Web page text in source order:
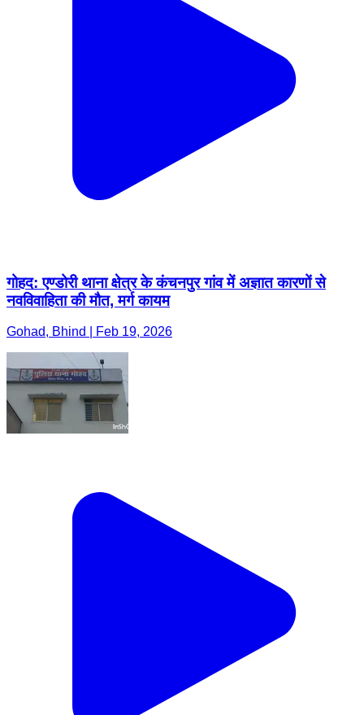
गोहद: एण्डोरी थाना क्षेत्र के कंचनपुर गांव में अज्ञात कारणों से
नवविवाहिता की मौत, मर्ग कायम
Gohad, Bhind | Feb 19, 2026